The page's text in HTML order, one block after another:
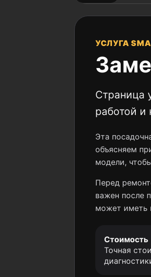
УСЛУГА
Страница
работой
Эта
объясняем
модели,
Перед
важен после
может иметь
Стоимость
Точная